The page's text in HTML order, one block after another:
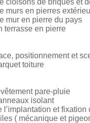
cloisons de briques et
murs en pierres
mur en pierre du pays
terrasse en pierre
positionnement et
toiture
pare-pluie
isolant
l’implantation et
( mécanique et